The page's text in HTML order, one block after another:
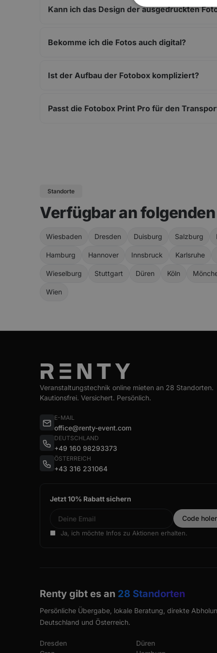
Kann ich das Design der ausgedruckten
Bekomme ich die Fotos auch digital?
Ist der Aufbau der Fotobox kompliziert?
Passt die Fotobox Print Pro für den
Standorte
Verfügbar an folgenden
Wiesbaden Dresden Duisburg Salzburg
Hamburg Hannover Innsbruck Karlsruhe
Wieselburg Stuttgart Düren Köln
Wien
Veranstaltungstechnik online mieten an 28 Standorten.
Kautionsfrei. Versichert. Persönlich.
E-MAIL
office@renty-event.com
DEUTSCHLAND
+49 160 98293373
ÖSTERREICH
+43 316 231064
Jetzt 10% Rabatt sichern
Ja, ich möchte Infos zu Aktionen erhalten.
Renty gibt es an 28 Standorten
Persönliche Übergabe, lokale Beratung, direkte
Deutschland und Österreich.
Dresden
Düren